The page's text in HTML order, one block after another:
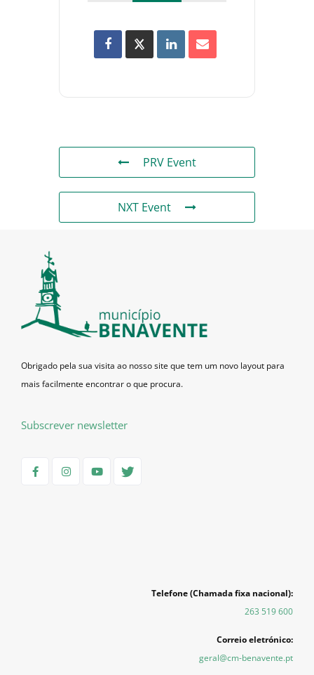
PRV Event
NXT Event
Obrigado pela sua visita ao nosso site que tem um novo layout para
mais facilmente encontrar o que procura.
Subscrever newsletter
Telefone (Chamada fixa nacional):
263 519 600
Correio eletrónico:
geral@cm-benavente.pt